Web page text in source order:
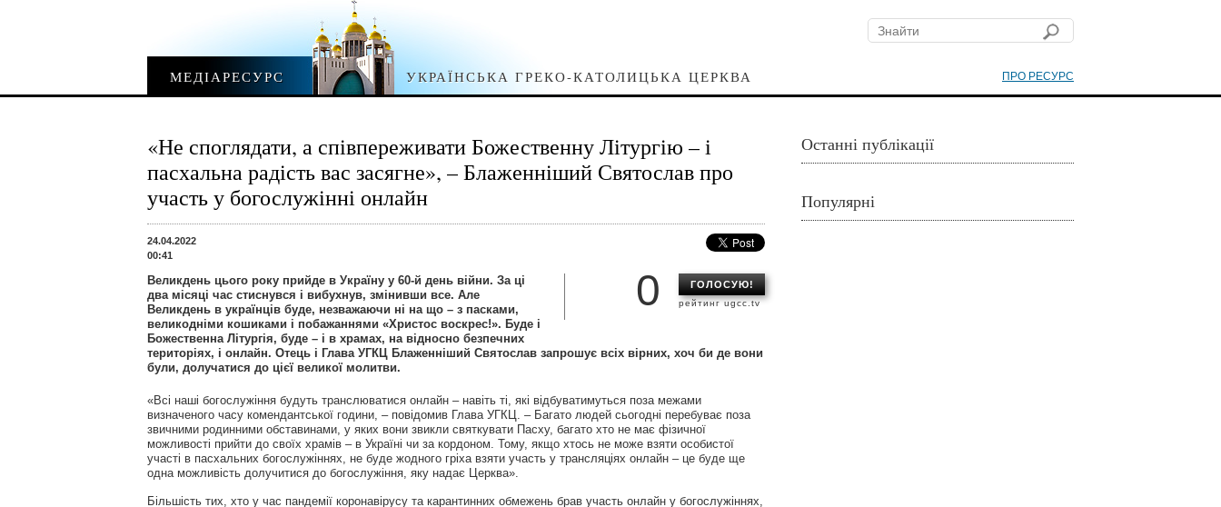
ПРО РЕСУРС
МЕДІАРЕСУРС УКРАЇНСЬКА ГРЕКО-КАТОЛИЦЬКА ЦЕРКВА
«Не споглядати, а співпереживати Божественну Літургію – і
пасхальна радість вас засягне», – Блаженніший Святослав про
участь у богослужінні онлайн
24.04.2022
00:41
ГОЛОСУЮ!
рейтинг ugcc.tv
0
Великдень цього року прийде в Україну у 60-й день війни. За ці
два місяці час стиснувся і вибухнув, змінивши все. Але
Великдень в українців буде, незважаючи ні на що – з пасками,
великодніми кошиками і побажаннями «Христос воскрес!». Буде і
Божественна Літургія, буде – і в храмах, на відносно безпечних
територіях, і онлайн. Отець і Глава УГКЦ Блаженніший Святослав запрошує всіх вірних, хоч би де вони
були, долучатися до цієї великої молитви.
«Всі наші богослужіння будуть транслюватися онлайн – навіть ті, які відбуватимуться поза межами
визначеного часу комендантської години, – повідомив Глава УГКЦ. – Багато людей сьогодні перебуває поза
звичними родинними обставинами, у яких вони звикли святкувати Пасху, багато хто не має фізичної
можливості прийти до своїх храмів – в Україні чи за кордоном. Тому, якщо хтось не може взяти особистої
участі в пасхальних богослужіннях, не буде жодного гріха взяти участь у трансляціях онлайн – це буде ще
одна можливість долучитися до богослужіння, яку надає Церква».
Більшість тих, хто у час пандемії коронавірусу та карантинних обмежень брав участь онлайн у богослужіннях,
Останні публікації
Популярні